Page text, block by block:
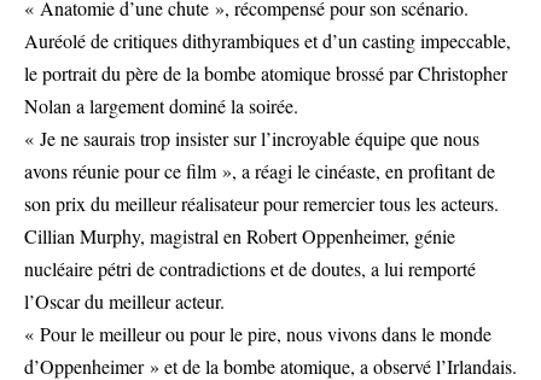
« Anatomie d’une chute », récompensé pour son scénario.
Auréolé de critiques dithyrambiques et d’un casting impeccable,
le portrait du père de la bombe atomique brossé par Christopher
Nolan a largement dominé la soirée.
« Je ne saurais trop insister sur l’incroyable équipe que nous
avons réunie pour ce film », a réagi le cinéaste, en profitant de
son prix du meilleur réalisateur pour remercier tous les acteurs.
Cillian Murphy, magistral en Robert Oppenheimer, génie
nucléaire pétri de contradictions et de doutes, a lui remporté
l’Oscar du meilleur acteur.
« Pour le meilleur ou pour le pire, nous vivons dans le monde
d’Oppenheimer » et de la bombe atomique, a observé l’Irlandais.